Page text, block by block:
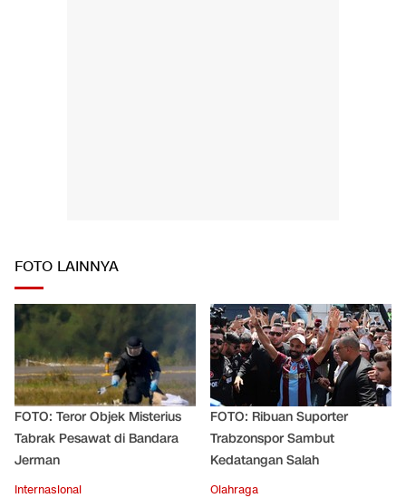
FOTO LAINNYA
FOTO: Teror Objek Misterius
Tabrak Pesawat di Bandara
Jerman
Internasional
FOTO: Ribuan Suporter
Trabzonspor Sambut
Kedatangan Salah
Olahraga